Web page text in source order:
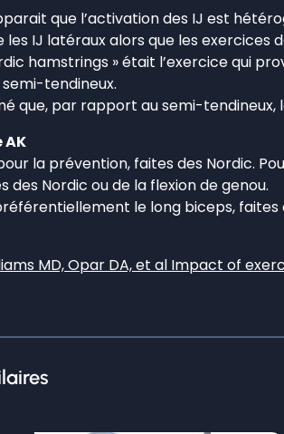
que l’activation des IJ est
IJ latéraux alors que les exercices
hamstrings » était l’exercice qui
tendineux.
que, par rapport au semi-
la prévention, faites des Nordic.
des Nordic ou de la flexion de genou.
le long biceps, faites
MD, Opar DA, et al Impact of